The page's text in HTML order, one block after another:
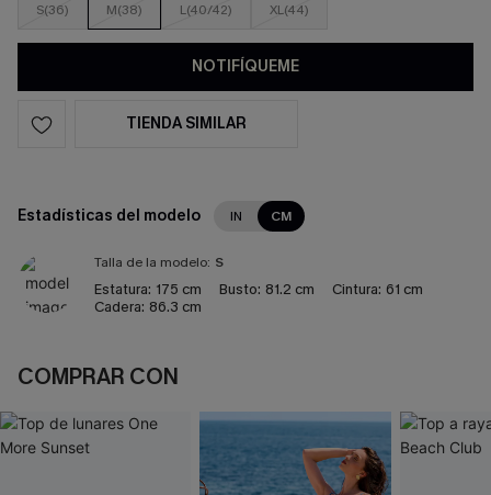
S(36) M(38) L(40/42) XL(44)
NOTIFÍQUEME
TIENDA SIMILAR
Estadísticas del modelo IN CM
Talla de la modelo: S
Estatura: 175 cm Busto: 81.2 cm Cintura: 61 cm
Cadera: 86.3 cm
COMPRAR CON